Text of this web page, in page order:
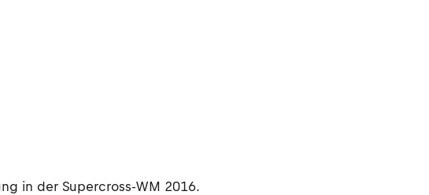
in der Supercross-WM 2016.